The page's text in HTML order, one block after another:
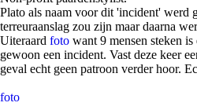
Plato als naam voor dit 'incident' werd
terreuraanslag zou zijn maar daarna
Uiteraard foto want 9 mensen steken
gewoon een incident. Vast deze keer
geval echt geen patroon verder hoor.
foto